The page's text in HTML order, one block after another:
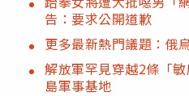
告：要求公開道歉
更多最新熱門議題：俄
解放軍罕見穿越2條「
島軍事基地